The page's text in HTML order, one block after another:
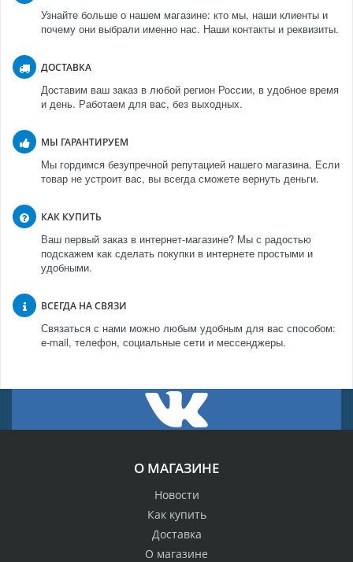
Узнайте больше о нашем магазине: кто мы, наши клиенты и
почему они выбрали именно нас. Наши контакты и реквизиты.
ДОСТАВКА
Доставим ваш заказ в любой регион России, в удобное время
и день. Работаем для вас, без выходных.
МЫ ГАРАНТИРУЕМ
Мы гордимся безупречной репутацией нашего магазина. Если
товар не устроит вас, вы всегда сможете вернуть деньги.
КАК КУПИТЬ
Ваш первый заказ в интернет-магазине? Мы с радостью
подскажем как сделать покупки в интернете простыми и
удобными.
ВСЕГДА НА СВЯЗИ
Связаться с нами можно любым удобным для вас способом:
e-mail, телефон, социальные сети и мессенджеры.
О МАГАЗИНЕ
Новости
Как купить
Доставка
О магазине